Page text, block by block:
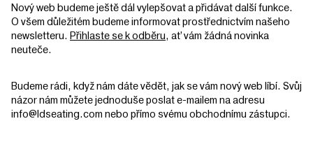
Nový web budeme ještě dál vylepšovat a přidávat další funkce.
O všem důležitém budeme informovat prostřednictvím našeho
newsletteru. Přihlaste se k odběru, ať vám žádná novinka
neuteče.
Budeme rádi, když nám dáte vědět, jak se vám nový web líbí. Svůj
názor nám můžete jednoduše poslat e-mailem na adresu
info@ldseating.com nebo přímo svému obchodnímu zástupci.